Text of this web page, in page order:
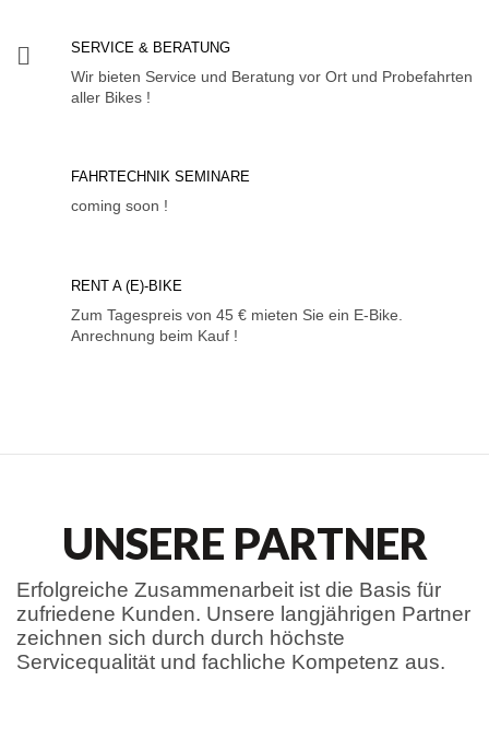
SERVICE & BERATUNG
Wir bieten Service und Beratung vor Ort und Probefahrten
aller Bikes !
FAHRTECHNIK SEMINARE
coming soon !
RENT A (E)-BIKE
Zum Tagespreis von 45 € mieten Sie ein E-Bike.
Anrechnung beim Kauf !
UNSERE PARTNER
Erfolgreiche Zusammenarbeit ist die Basis für
zufriedene Kunden. Unsere langjährigen Partner
zeichnen sich durch durch höchste
Servicequalität und fachliche Kompetenz aus.